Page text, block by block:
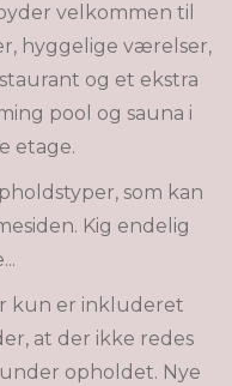
velkommen til
hyggelige værelser,
og et ekstra
pool og sauna i
etage.
som kan
Kig endelig
kun er inkluderet
at der ikke redes
opholdet. Nye